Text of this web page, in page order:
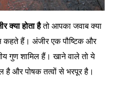
क्या होता हैतो आपका जवाब क्या
कहते हैं। अंजीर एक पौष्टिक और
गुण शामिल हैं। खाने वाले तो ये
है और पोषक तत्वों से भरपूर है।